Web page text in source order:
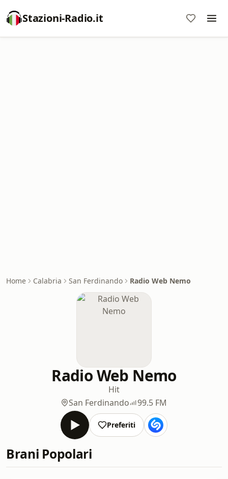
Stazioni-Radio.it
Home Calabria San Ferdinando Radio Web Nemo
Radio Web Nemo
Hit
San Ferdinando
99.5 FM
Preferiti
Brani Popolari